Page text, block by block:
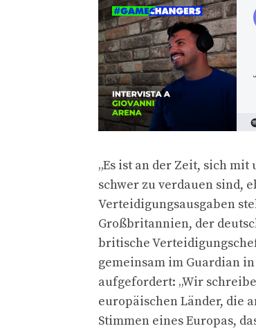
„Es ist an der Zeit, sich
schwer zu verdauen sind,
Verteidigungsausgaben
Großbritannien, der
britische
gemeinsam im Guardian
aufgefordert: „Wir
europäischen Länder, die
Stimmen eines Europas,